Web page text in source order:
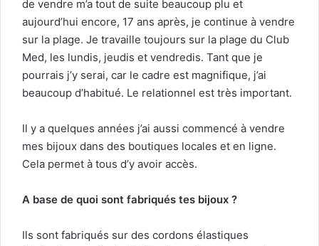
de vendre m’a tout de suite beaucoup plu et
aujourd’hui encore, 17 ans après, je continue à vendre
sur la plage. Je travaille toujours sur la plage du Club
Med, les lundis, jeudis et vendredis. Tant que je
pourrais j’y serai, car le cadre est magnifique, j’ai
beaucoup d’habitué. Le relationnel est très important.
Il y a quelques années j’ai aussi commencé à vendre
mes bijoux dans des boutiques locales et en ligne.
Cela permet à tous d’y avoir accès.
A base de quoi sont fabriqués tes bijoux ?
Ils sont fabriqués sur des cordons élastiques